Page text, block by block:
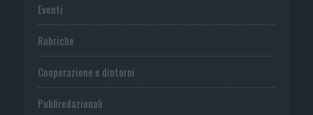
Eventi
Rubriche
Cooperazione e dintorni
Publiredazionali